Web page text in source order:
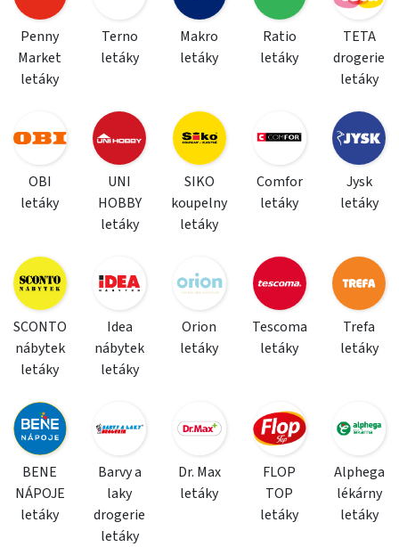
Penny
Market
letáky
Terno
letáky
Makro
letáky
Ratio
letáky
TETA
drogerie
letáky
OBI
letáky
UNI
HOBBY
letáky
SIKO
koupelny
letáky
Comfor
letáky
Jysk
letáky
SCONTO
nábytek
letáky
Idea
nábytek
letáky
Orion
letáky
Tescoma
letáky
Trefa
letáky
BENE
NÁPOJE
letáky
Barvy a
laky
drogerie
letáky
Dr. Max
letáky
FLOP
TOP
letáky
Alphega
lékárny
letáky